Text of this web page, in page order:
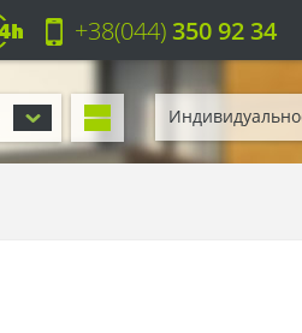
+38(044)350 92 34